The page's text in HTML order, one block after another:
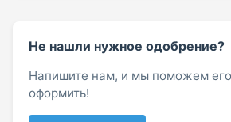
Не нашли нужное одобрение?
Напишите нам, и мы поможем
оформить!